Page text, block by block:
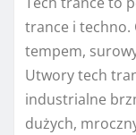
trance i techno.
tempem,
Utwory tech
industrialne
dużych,